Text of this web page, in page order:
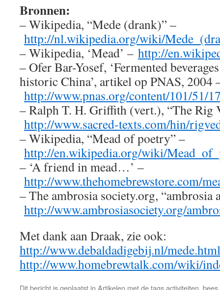
Bronnen:
– Wikipedia, “Mede (drank)” –
http://nl.wikipedia.org/wiki/
– Wikipedia, ‘Mead’ – http://
– Ofer Bar-Yosef, ‘Fermented
historic China’, artikel op PNAS, 2004
http://www.pnas.org/content/101/51/
– Ralph T. H. Griffith (vert.), “The Rig
http://www.sacred-texts.com/hin/
– Wikipedia, “Mead of poetry” –
http://en.wikipedia.org/wiki/
– ‘A friend in mead…’ –
http://www.thehomebrewstore.com/
– The ambrosia society.org, “ambrosia
http://www.ambrosiasociety.org/
Met dank aan Draak, zie ook:
http://www.debaldadigebij.nl/mede.html
http://www.homebrewtalk.com/wiki/
Dit bericht is geplaatst in Artikelen met de tagsactiviteiten, bees